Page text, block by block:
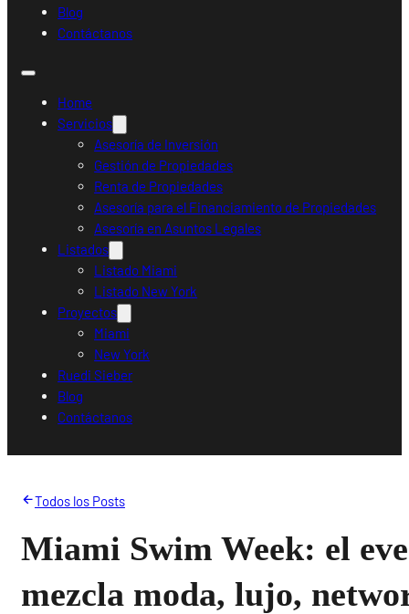
Blog
Contáctanos
Home
Servicios
Asesoría de Inversión
Gestión de Propiedades
Renta de Propiedades
Asesoría para el Financiamiento de Propiedades
Asesoría en Asuntos Legales
Listados
Listado Miami
Listado New York
Proyectos
Miami
New York
Ruedi Sieber
Blog
Contáctanos
Todos los Posts
Miami Swim Week: el
mezcla moda, lujo,